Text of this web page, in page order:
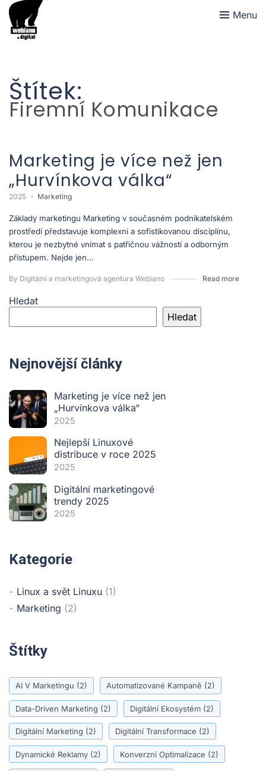
Menu
Štítek:
Firemní Komunikace
Marketing je více než jen
„Hurvínkova válka“
2025 Marketing
Základy marketingu Marketing v současném podnikatelském
prostředí představuje komplexní a sofistikovanou disciplínu,
kterou je nezbytné vnímat s patřičnou vážností a odborným
přístupem. Nejde jen...
By Digitální a marketingová agentura Webiano Read more
Hledat
Hledat
Nejnovější články
Marketing je více než jen
„Hurvínkova válka“
2025
Nejlepší Linuxové
distribuce v roce 2025
2025
Digitální marketingové
trendy 2025
2025
Kategorie
Linux a svět Linuxu (1)
Marketing (2)
Štítky
AI V Marketingu (2) Automatizované Kampaně (2)
Data-Driven Marketing (2) Digitální Ekosystém (2)
Digitální Marketing (2) Digitální Transformace (2)
Dynamické Reklamy (2) Konverzní Optimalizace (2)